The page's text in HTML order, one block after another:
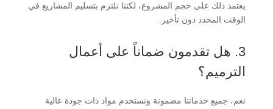
يعتمد ذلك على حجم المشروع، لكننا نلتزم بتسليم المشاريع في
الوقت المحدد دون تأخير.
3. هل تقدمون ضماناً على أعمال
الترميم؟
نعم، جميع خدماتنا مضمونة ونستخدم مواد ذات جودة عالية